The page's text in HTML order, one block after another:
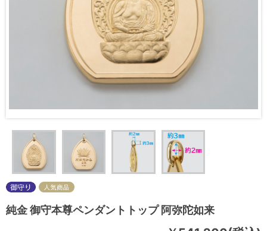
純金 御守本尊ペンダントトップ 阿弥陀如来